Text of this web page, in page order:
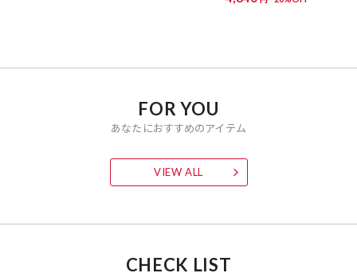
FOR YOU
あなたにおすすめのアイテム
VIEW ALL
CHECK LIST